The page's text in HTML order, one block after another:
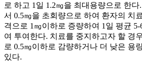
로 하고 1일 1.2㎎을 최대용량으로 한
서 0.5㎎을 초회량으로 하여 환자의 치
격으로 1㎎이하로 증량하여 1일 평균
여 투여한다. 치료를 중지하고자 할 경
로 0.5㎎이하로 감량하거나 더 낮은 용
있다.